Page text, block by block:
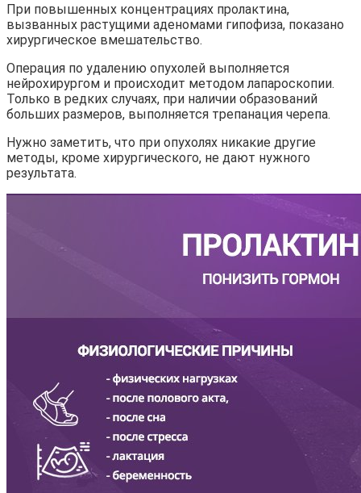
При повышенных концентрациях пролактина,
вызванных растущими аденомами гипофиза, показано
хирургическое вмешательство.
Операция по удалению опухолей выполняется
нейрохирургом и происходит методом лапароскопии.
Только в редких случаях, при наличии образований
больших размеров, выполняется трепанация черепа.
Нужно заметить, что при опухолях никакие другие
методы, кроме хирургического, не дают нужного
результата.